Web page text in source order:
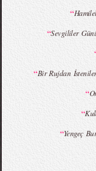
MBFWI - Giray Sepin 2015
“
“Sevgililer
“Bir Rujdan
“
“
“Yengeç